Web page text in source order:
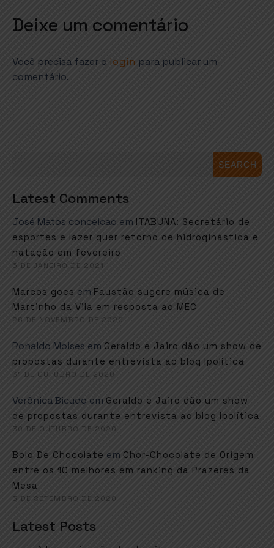
Deixe um comentário
Você precisa fazer o login para publicar um
comentário.
SEARCH
Latest Comments
José Matos conceicao em ITABUNA: Secretário de
esportes e lazer quer retorno de hidroginástica e
natação em fevereiro
6 DE JANEIRO DE 2021
Marcos goes em Faustão sugere música de
Martinho da Vila em resposta ao MEC
26 DE NOVEMBRO DE 2020
Ronaldo Moises em Geraldo e Jairo dão um show de
propostas durante entrevista ao blog Ipolítica
31 DE OUTUBRO DE 2020
Verônica Bicudo em Geraldo e Jairo dão um show
de propostas durante entrevista ao blog Ipolítica
30 DE OUTUBRO DE 2020
Bolo De Chocolate em Chor-Chocolate de Origem
entre os 10 melhores em ranking da Prazeres da
Mesa
3 DE SETEMBRO DE 2020
Latest Posts